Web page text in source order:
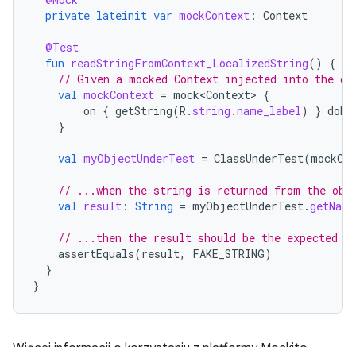
private lateinit var mockContext : Context
@Test
fun readStringFromContext_LocalizedString()
{
// Given a mocked Context injected into the
val mockContext = mock<Context> {
on { getString(R . string .name_label) }
}
val myObjectUnderTest = ClassUnderTest(
// ...when the string is returned from the
val result : String = myObjectUnderTest.getName
// ...then the result should be the expected
assertEquals(result, FAKE_STRING)
}
}